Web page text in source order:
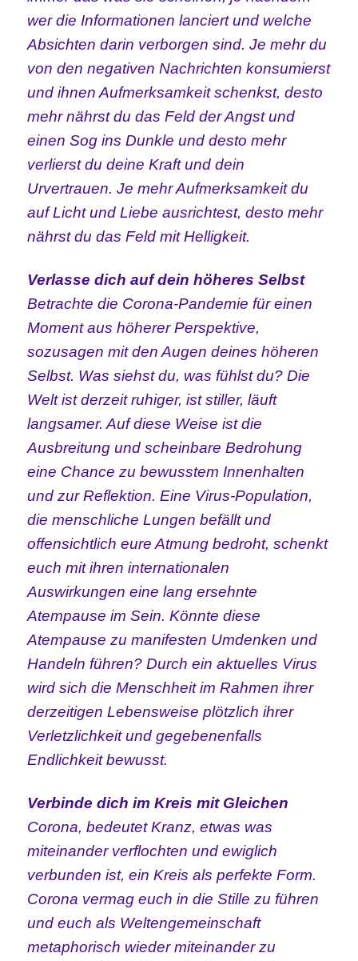
wer die Informationen lanciert und welche
Absichten darin verborgen sind. Je mehr du
von den negativen Nachrichten konsumierst
und ihnen Aufmerksamkeit schenkst, desto
mehr nährst du das Feld der Angst und
einen Sog ins Dunkle und desto mehr
verlierst du deine Kraft und dein
Urvertrauen. Je mehr Aufmerksamkeit du
auf Licht und Liebe ausrichtest, desto mehr
nährst du das Feld mit Helligkeit.
Verlasse dich auf dein höheres Selbst
Betrachte die Corona-Pandemie für einen
Moment aus höherer Perspektive,
sozusagen mit den Augen deines höheren
Selbst. Was siehst du, was fühlst du? Die
Welt ist derzeit ruhiger, ist stiller, läuft
langsamer. Auf diese Weise ist die
Ausbreitung und scheinbare Bedrohung
eine Chance zu bewusstem Innenhalten
und zur Reflektion. Eine Virus-Population,
die menschliche Lungen befällt und
offensichtlich eure Atmung bedroht, schenkt
euch mit ihren internationalen
Auswirkungen eine lang ersehnte
Atempause im Sein. Könnte diese
Atempause zu manifesten Umdenken und
Handeln führen? Durch ein aktuelles Virus
wird sich die Menschheit im Rahmen ihrer
derzeitigen Lebensweise plötzlich ihrer
Verletzlichkeit und gegebenenfalls
Endlichkeit bewusst.
Verbinde dich im Kreis mit Gleichen
Corona, bedeutet Kranz, etwas was
miteinander verflochten und ewiglich
verbunden ist, ein Kreis als perfekte Form.
Corona vermag euch in die Stille zu führen
und euch als Weltengemeinschaft
metaphorisch wieder miteinander zu